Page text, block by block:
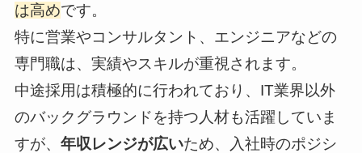
は高めです。
特に営業やコンサルタント、エンジニアなどの
専門職は、実績やスキルが重視されます。
中途採用は積極的に行われており、IT業界以外
のバックグラウンドを持つ人材も活躍していま
すが、 年収レンジが広いため、入社時のポジシ